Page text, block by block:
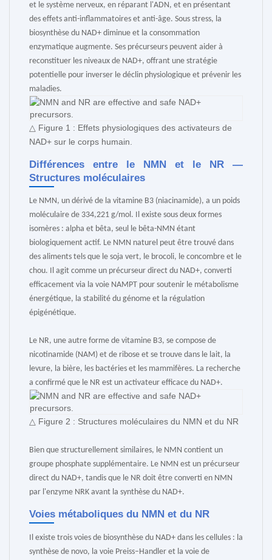
et le système nerveux, en réparant l'ADN, et en présentant
des effets anti-inflammatoires et anti-âge. Sous stress, la
biosynthèse du NAD+ diminue et la consommation
enzymatique augmente. Ses précurseurs peuvent aider à
reconstituer les niveaux de NAD+, offrant une stratégie
potentielle pour inverser le déclin physiologique et prévenir les
maladies.
△ Figure 1 : Effets physiologiques des activateurs de
NAD+ sur le corps humain.
Différences entre le NMN et le NR —
Structures moléculaires
Le NMN, un dérivé de la vitamine B3 (niacinamide), a un poids
moléculaire de 334,221 g/mol. Il existe sous deux formes
isomères : alpha et bêta, seul le bêta-NMN étant
biologiquement actif. Le NMN naturel peut être trouvé dans
des aliments tels que le soja vert, le brocoli, le concombre et le
chou. Il agit comme un précurseur direct du NAD+, converti
efficacement via la voie NAMPT pour soutenir le métabolisme
énergétique, la stabilité du génome et la régulation
épigénétique.
Le NR, une autre forme de vitamine B3, se compose de
nicotinamide (NAM) et de ribose et se trouve dans le lait, la
levure, la bière, les bactéries et les mammifères. La recherche
a confirmé que le NR est un activateur efficace du NAD+.
△ Figure 2 : Structures moléculaires du NMN et du NR
Bien que structurellement similaires, le NMN contient un
groupe phosphate supplémentaire. Le NMN est un précurseur
direct du NAD+, tandis que le NR doit être converti en NMN
par l'enzyme NRK avant la synthèse du NAD+.
Voies métaboliques du NMN et du NR
Il existe trois voies de biosynthèse du NAD+ dans les cellules : la
synthèse de novo, la voie Preiss–Handler et la voie de